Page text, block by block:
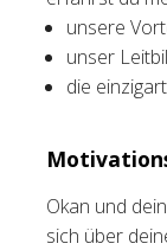
unsere
unser
die
Okan und
sich über